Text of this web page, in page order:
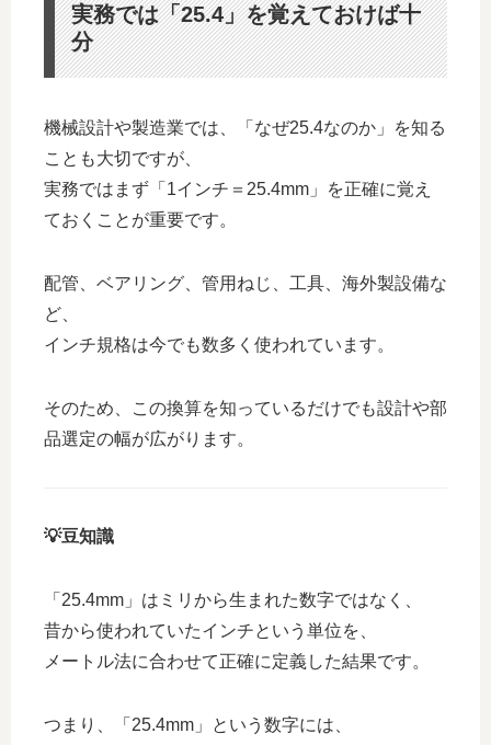
実務では「25.4」を覚えておけば十
分
機械設計や製造業では、「なぜ25.4なのか」を知る
ことも大切ですが、
実務ではまず「1インチ＝25.4mm」を正確に覚え
ておくことが重要です。
配管、ベアリング、管用ねじ、工具、海外製設備な
ど、
インチ規格は今でも数多く使われています。
そのため、この換算を知っているだけでも設計や部
品選定の幅が広がります。
💡豆知識
「25.4mm」はミリから生まれた数字ではなく、
昔から使われていたインチという単位を、
メートル法に合わせて正確に定義した結果です。
つまり、「25.4mm」という数字には、